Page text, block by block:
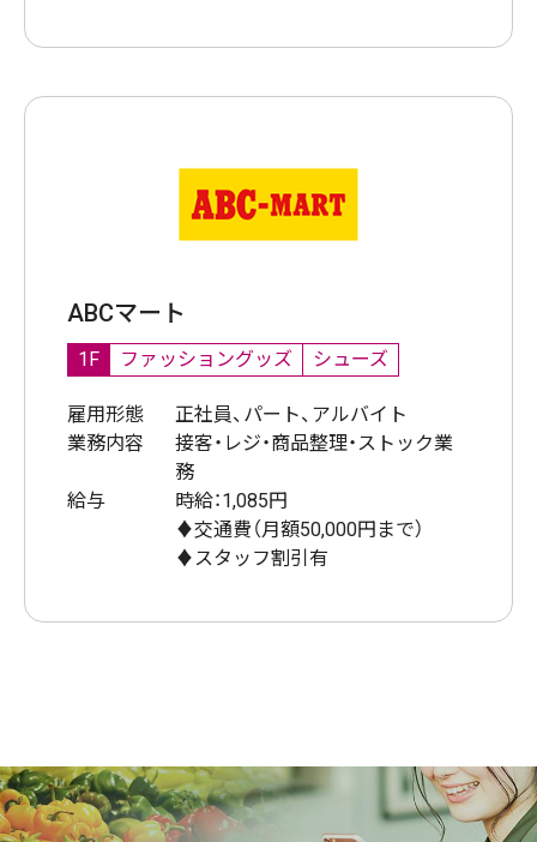
ABCマート
1F ファッショングッズ シューズ
雇用形態
正社員、パート、アルバイト
業務内容
接客・レジ・商品整理・ストック業
務
給与
時給：1,085円
♦交通費（月額50,000円まで）
♦スタッフ割引有